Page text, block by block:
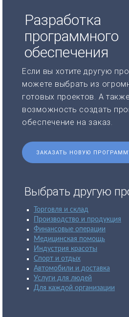
Разработка
программного
обеспечения
Если вы хотите другую
можете выбрать из
готовых проектов. А
возможность создать
обеспечение на заказ.
ЗАКАЗАТЬ НОВУЮ
Выбрать другую
Торговля и склад
Производство и продукция
Финансовые операции
Медицинская помощь
Индустрия красоты
Спорт и отдых
Автомобили и доставка
Услуги для людей
Для каждой организации